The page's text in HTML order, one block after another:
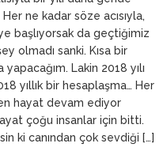
Her ne kadar söze acısıyla,
başlıyorsak da geçtiğimiz
olmadı sanki. Kısa bir
yapacağım. Lakin 2018 yılı
yıllık bir hesaplaşma… Her
hayat devam ediyor
çoğu insanlar için bitti.
ki canından çok sevdiği […]